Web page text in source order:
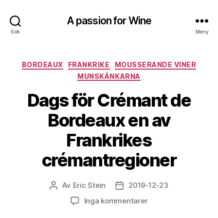
Sök
A passion for Wine
Meny
Kategorier
BORDEAUX FRANKRIKE
MOUSSERANDE VINER
MUNSKÄNKARNA
Dags för Crémant de
Bordeaux en av
Frankrikes
crémantregioner
Inläggsförfattare
Av Eric Stein Inläggsdatum
2019-12-23
Inga kommentarertill